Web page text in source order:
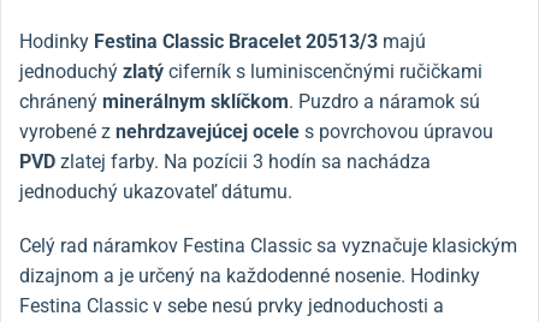
Hodinky Festina Classic Bracelet 20513/3 majú
jednoduchý zlatý ciferník s luminiscenčnými ručičkami
chránený minerálnym sklíčkom. Puzdro a náramok sú
vyrobené z nehrdzavejúcej ocele s povrchovou úpravou
PVD zlatej farby. Na pozícii 3 hodín sa nachádza
jednoduchý ukazovateľ dátumu.
Celý rad náramkov Festina Classic sa vyznačuje klasickým
dizajnom a je určený na každodenné nosenie. Hodinky
Festina Classic v sebe nesú prvky jednoduchosti a